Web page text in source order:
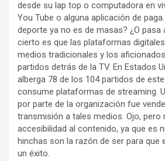
desde su lap top o computadora en
You Tube o alguna aplicación de
deporte ya no es de masas? ¿O pasa
cierto es que las plataformas
medios tradicionales y los
partidos detrás de la TV. En Estados
alberga 78 de los 104 partidos de
consume plataformas de streaming.
por parte de la organización fue
transmisión a tales medios. Ojo, pero
accesibilidad al contenido, ya que es
hinchas son la razón de ser para que
un éxito.